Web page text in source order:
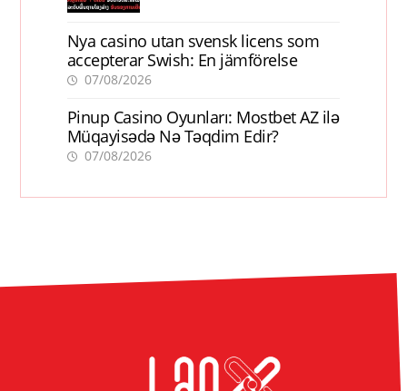
Nya casino utan svensk licens som
accepterar Swish: En jämförelse
07/08/2026
Pinup Casino Oyunları: Mostbet AZ ilə
Müqayisədə Nə Təqdim Edir?
07/08/2026